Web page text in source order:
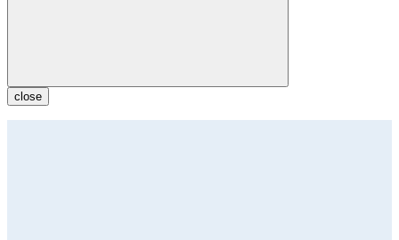
close